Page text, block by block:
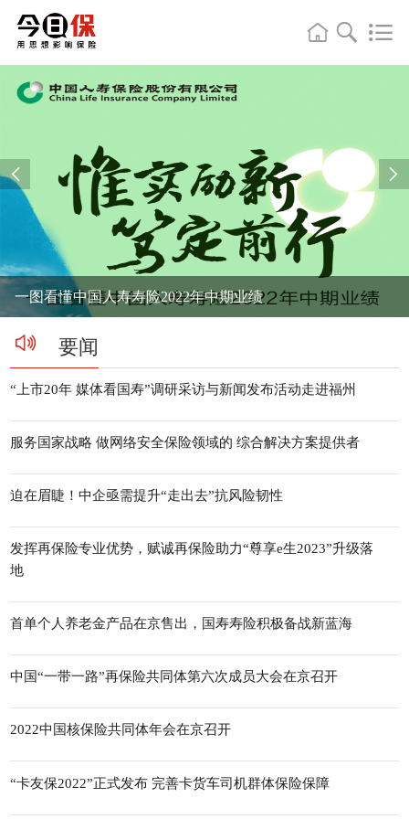
一图看懂中国人寿寿险2022年中期业绩
 
要闻
“上市20年 媒体看国寿”调研采访与新闻发布活动走进福州
服务国家战略 做网络安全保险领域的 综合解决方案提供者
迫在眉睫！中企亟需提升“走出去”抗风险韧性
发挥再保险专业优势，赋诚再保险助力“尊享e生2023”升级落
地
首单个人养老金产品在京售出，国寿寿险积极备战新蓝海
中国“一带一路”再保险共同体第六次成员大会在京召开
2022中国核保险共同体年会在京召开
“卡友保2022”正式发布 完善卡货车司机群体保险保障